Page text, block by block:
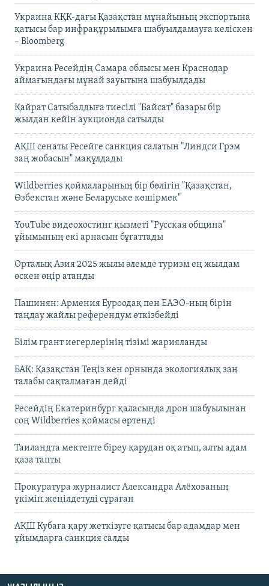
Украина КҚК-дағы Қазақстан мұнайының экспортына
қатысы бар инфрақұрылымға шабуылдамауға келіскен
– Bloomberg
Украина Ресейдің Самара облысы мен Краснодар
аймағындағы мұнай зауытына шабуылдады
Қайрат Сатыбалдыға тиесілі "Байсат" базары бір
жылдан кейін аукционда сатылды
АҚШ сенаты Ресейге санкция салатын "Линдси Грэм
заң жобасын" мақұлдады
Wildberries қоймаларының бір бөлігін "Қазақстан,
Өзбекстан және Беларуське көшірмек"
YouTube видеохостинг қызметі "Русская община"
ұйымының екі арнасын бұғаттады
Орталық Азия 2025 жылы әлемде туризм ең жылдам
өскен өңір атанды
Пашинян: Армения Еуроодақ пен ЕАЭО-ның бірін
таңдау жайлы референдум өткізбейді
Білім грант иегерлерінің тізімі жарияланды
БАҚ: Қазақстан Теңіз кен орнында экологиялық заң
талабы сақталмаған дейді
Ресейдің Екатеринбург қаласында дрон шабуылынан
соң Wildberries қоймасы өртенді
Таиландта мектепте біреу қарудан оқ атып, алты адам
қаза тапты
Прокуратура журналист Александра Алёхованың
үкімін жеңілдетуді сұраған
АҚШ Кубаға қару жеткізуге қатысы бар адамдар мен
ұйымдарға санкция салды